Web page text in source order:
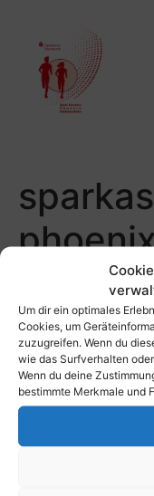
Um dir ein optimales
Cookies, um
zuzugreifen. Wenn du
wie das Surfverhalten
Wenn du deine
bestimmte Merkmale und